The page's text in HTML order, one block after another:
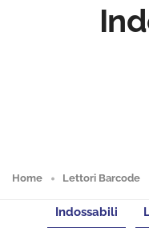
Home Lettori Barcode
Indossabili